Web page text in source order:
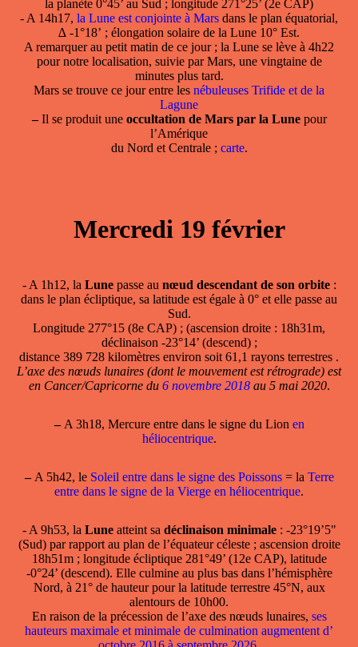
la planète 0°45’ au Sud ; longitude 271°25’ (2e CAP)
- A 14h17, la Lune est conjointe à Mars dans le plan équatorial,
∆ -1°18’ ; élongation solaire de la Lune 10° Est.
A remarquer au petit matin de ce jour ; la Lune se lève à 4h22
pour notre localisation, suivie par Mars, une vingtaine de
minutes plus tard.
Mars se trouve ce jour entre les nébuleuses Trifide et de la
Lagune
–Il se produit une occultation de Mars par la Lunepour
l’Amérique
du Nord et Centrale ; carte.
Mercredi 19 février
- A 1h12, la Lunepasse au nœud descendant de son orbite:
dans le plan écliptique, sa latitude est égale à 0° et elle passe au
Sud.
Longitude 277°15 (8e CAP) ; (ascension droite : 18h31m,
déclinaison -23°14’ (descend) ;
distance 389 728 kilomètres environ soit 61,1 rayons terrestres .
L’axe des nœuds lunaires (dont le mouvement est rétrograde) est
en Cancer/Capricorne du 6 novembre 2018au 5 mai 2020.
–A 3h18, Mercure entre dans le signe du Lion en
héliocentrique.
–A 5h42, le Soleil entre dans le signe des Poissons= la Terre
entre dans le signe de la Vierge en héliocentrique.
- A 9h53, la Luneatteint sa déclinaison minimale: -23°19’5"
(Sud) par rapport au plan de l’équateur céleste ; ascension droite
18h51m ; longitude écliptique 281°49’ (12e CAP), latitude
-0°24’ (descend). Elle culmine au plus bas dans l’hémisphère
Nord, à 21° de hauteur pour la latitude terrestre 45°N, aux
alentours de 10h00.
En raison de la précession de l’axe des nœuds lunaires, ses
hauteurs maximale et minimale de culmination augmentent d’